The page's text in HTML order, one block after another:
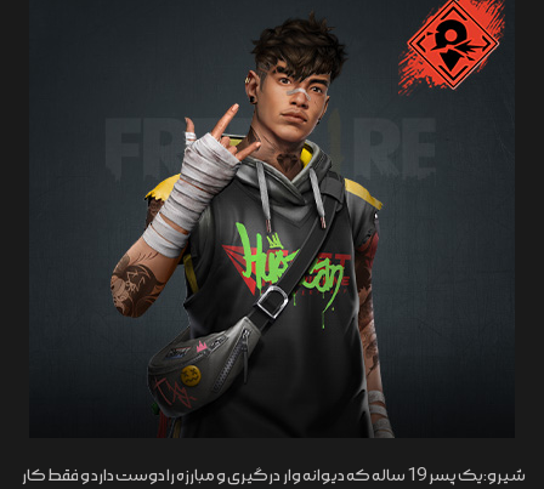
شیرو:یک پسر 19 ساله که دیوانه وار درگیری و مبارزه را دوست دارد و فقط کار